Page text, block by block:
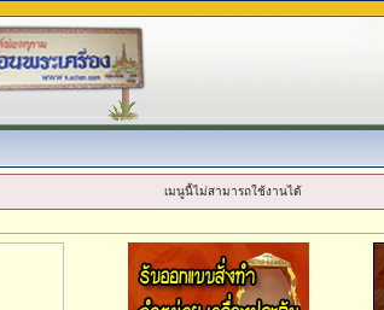
เมนูนี้ไม่สามารถใช้งานได้